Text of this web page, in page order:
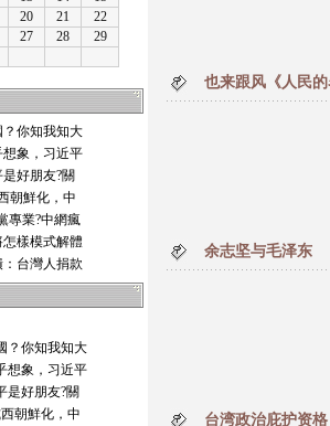
？你知我知大
想象，习近平
好朋友?關
朝鮮化，中
專業?中網瘋
怎樣模式解體
：台灣人捐款
？你知我知大
想象，习近平
是好朋友?關
朝鮮化，中
也来跟风《人民
余志坚与毛泽东
台湾政治庇护资